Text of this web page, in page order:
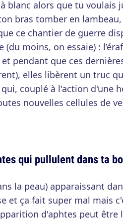
blanc alors que tu voulais
bras tomber en
ce chantier de guerre
moins, on essaie) :
pendant que ces
elles libèrent un truc
couplé à l'action d'une
nouvelles cellules de
qui pullulent dans ta
la peau) apparaissant
et ça fait super mal mais
d'aphtes peut être